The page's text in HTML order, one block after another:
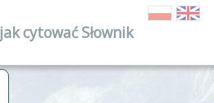
jak cytować Słownik